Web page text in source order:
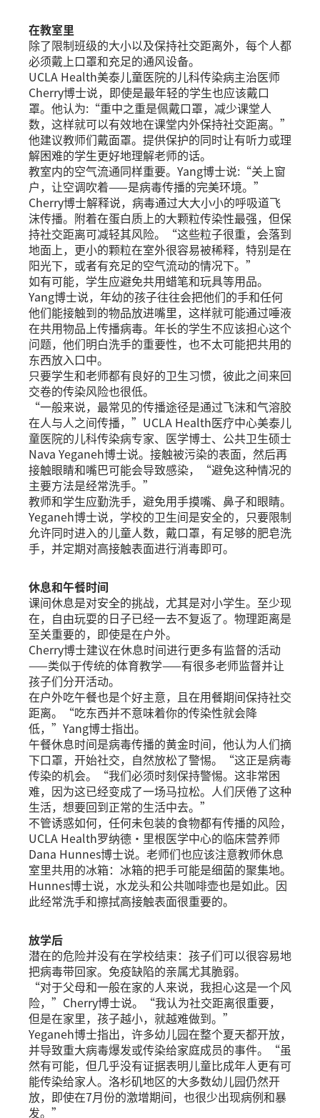
在教室里
除了限制班级的大小以及保持社交距离外，每个人都
必须戴上口罩和充足的通风设备。
UCLA Health美泰儿童医院的儿科传染病主治医师
Cherry博士说，即使是最年轻的学生也应该戴口
罩。他认为:“重中之重是佩戴口罩，减少课堂人
数，这样就可以有效地在课堂内外保持社交距离。”
他建议教师们戴面罩。提供保护的同时让有听力或理
解困难的学生更好地理解老师的话。
教室内的空气流通同样重要。Yang博士说:“关上窗
户，让空调吹着——是病毒传播的完美环境。”
Cherry博士解释说，病毒通过大大小小的呼吸道飞
沫传播。附着在蛋白质上的大颗粒传染性最强，但保
持社交距离可减轻其风险。“这些粒子很重，会落到
地面上，更小的颗粒在室外很容易被稀释，特别是在
阳光下，或者有充足的空气流动的情况下。”
如有可能，学生应避免共用蜡笔和玩具等用品。
Yang博士说，年幼的孩子往往会把他们的手和任何
他们能接触到的物品放进嘴里，这样就可能通过唾液
在共用物品上传播病毒。年长的学生不应该担心这个
问题，他们明白洗手的重要性，也不太可能把共用的
东西放入口中。
只要学生和老师都有良好的卫生习惯，彼此之间来回
交卷的传染风险也很低。
“一般来说，最常见的传播途径是通过飞沫和气溶胶
在人与人之间传播，”UCLA Health医疗中心美泰儿
童医院的儿科传染病专家、医学博士、公共卫生硕士
Nava Yeganeh博士说。接触被污染的表面，然后再
接触眼睛和嘴巴可能会导致感染，“避免这种情况的
主要方法是经常洗手。”
教师和学生应勤洗手，避免用手摸嘴、鼻子和眼睛。
Yeganeh博士说，学校的卫生间是安全的，只要限制
允许同时进入的儿童人数，戴口罩，有足够的肥皂洗
手，并定期对高接触表面进行消毒即可。
休息和午餐时间
课间休息是对安全的挑战，尤其是对小学生。至少现
在，自由玩耍的日子已经一去不复返了。物理距离是
至关重要的，即使是在户外。
Cherry博士建议在休息时间进行更多有监督的活动
——类似于传统的体育教学——有很多老师监督并让
孩子们分开活动。
在户外吃午餐也是个好主意，且在用餐期间保持社交
距离。“吃东西并不意味着你的传染性就会降
低，”Yang博士指出。
午餐休息时间是病毒传播的黄金时间，他认为人们摘
下口罩，开始社交，自然放松了警惕。“这正是病毒
传染的机会。“我们必须时刻保持警惕。这非常困
难，因为这已经变成了一场马拉松。人们厌倦了这种
生活，想要回到正常的生活中去。”
不管诱惑如何，任何未包装的食物都有传播的风险，
UCLA Health罗纳德·里根医学中心的临床营养师
Dana Hunnes博士说。老师们也应该注意教师休息
室里共用的冰箱：冰箱的把手可能是细菌的聚集地。
Hunnes博士说，水龙头和公共咖啡壶也是如此。因
此经常洗手和擦拭高接触表面很重要的。
放学后
潜在的危险并没有在学校结束：孩子们可以很容易地
把病毒带回家。免疫缺陷的亲属尤其脆弱。
“对于父母和一般在家的人来说，我担心这是一个风
险，”Cherry博士说。“我认为社交距离很重要，
但是在家里，孩子越小，就越难做到。”
Yeganeh博士指出，许多幼儿园在整个夏天都开放，
并导致重大病毒爆发或传染给家庭成员的事件。“虽
然有可能，但几乎没有证据表明儿童比成年人更有可
能传染给家人。洛杉矶地区的大多数幼儿园仍然开
放，即使在7月份的激增期间，也很少出现病例和暴
发。”